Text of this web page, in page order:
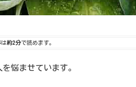
約2分で読めます。
悩ませています。